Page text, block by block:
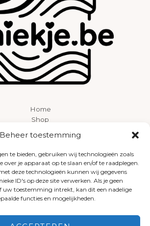
Beheer toestemming
te bieden, gebruiken wij technologieën zoals
over je apparaat op te slaan en/of te raadplegen.
deze technologieën kunnen wij gegevens
ID's op deze site verwerken. Als je geen
uw toestemming intrekt, kan dit een nadelige
functies en mogelijkheden.
Home
Shop
Contact